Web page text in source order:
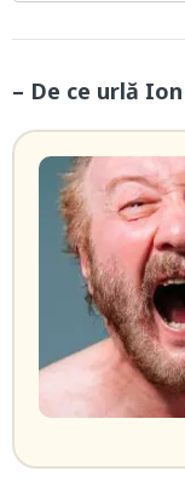
– De ce urlă